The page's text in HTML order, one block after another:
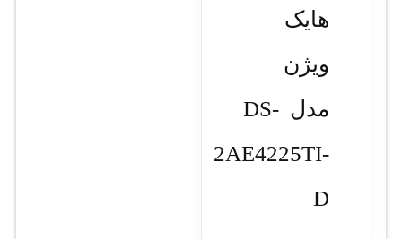
هایک
ویژن
مدل DS-
2AE4225TI-
D